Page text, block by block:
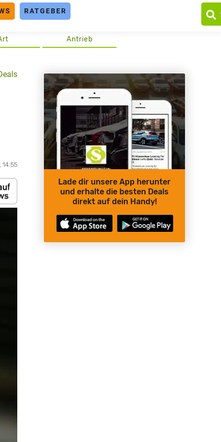
RATGEBER
Antrieb
14:55
Lade dir unsere App herunter
und erhalte die besten Deals
direkt auf dein Handy!